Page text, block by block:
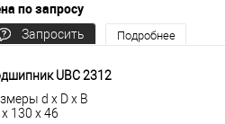
по запросу
Запросить
Подробнее
UBC 2312
d x D x B
130 x 46